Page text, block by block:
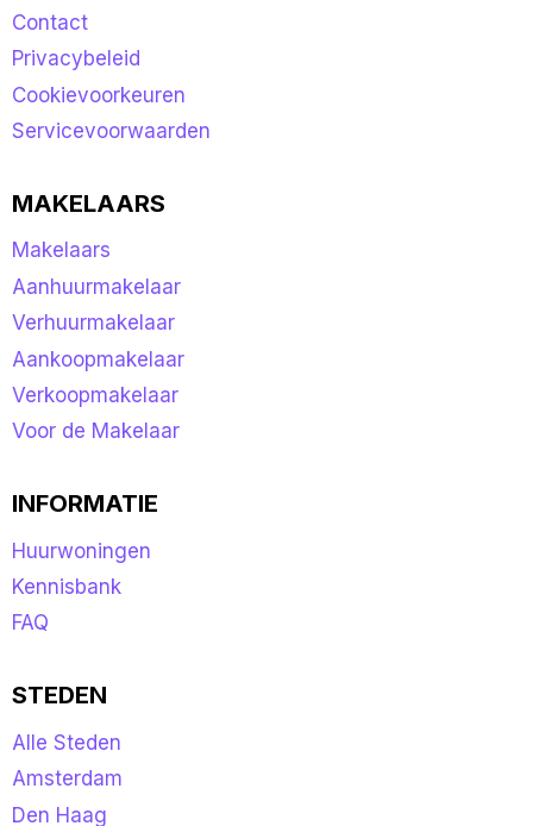
Contact
Privacybeleid
Cookievoorkeuren
Servicevoorwaarden
MAKELAARS
Makelaars
Aanhuurmakelaar
Verhuurmakelaar
Aankoopmakelaar
Verkoopmakelaar
Voor de Makelaar
INFORMATIE
Huurwoningen
Kennisbank
FAQ
STEDEN
Alle Steden
Amsterdam
Den Haag